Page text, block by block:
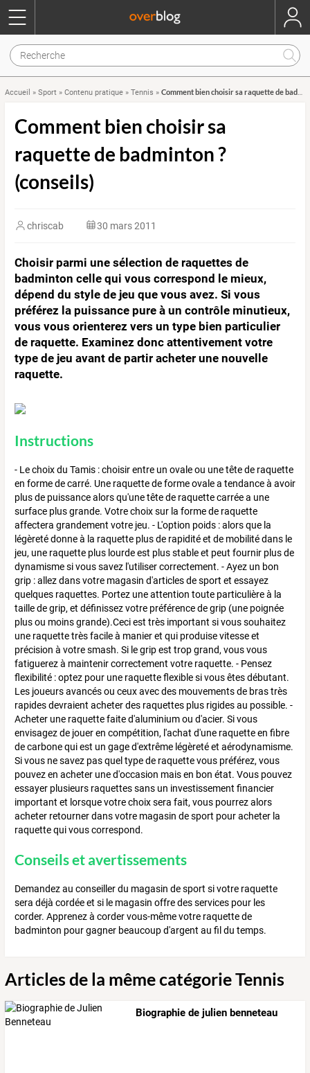
Accueil » Sport » Contenu pratique » Tennis » Comment bien choisir sa raquette de badminton ? (conseils)
Comment bien choisir sa
raquette de badminton ?
(conseils)
chriscab 30 mars 2011
Choisir parmi une sélection de raquettes de
badminton celle qui vous correspond le mieux,
dépend du style de jeu que vous avez. Si vous
préférez la puissance pure à un contrôle minutieux,
vous vous orienterez vers un type bien particulier
de raquette. Examinez donc attentivement votre
type de jeu avant de partir acheter une nouvelle
raquette.
Instructions
- Le choix du Tamis : choisir entre un ovale ou une tête de raquette
en forme de carré. Une raquette de forme ovale a tendance à avoir
plus de puissance alors qu'une tête de raquette carrée a une
surface plus grande. Votre choix sur la forme de raquette
affectera grandement votre jeu. - L'option poids : alors que la
légèreté donne à la raquette plus de rapidité et de mobilité dans le
jeu, une raquette plus lourde est plus stable et peut fournir plus de
dynamisme si vous savez l'utiliser correctement. - Ayez un bon
grip : allez dans votre magasin d'articles de sport et essayez
quelques raquettes. Portez une attention toute particulière à la
taille de grip, et définissez votre préférence de grip (une poignée
plus ou moins grande).Ceci est très important si vous souhaitez
une raquette très facile à manier et qui produise vitesse et
précision à votre smash. Si le grip est trop grand, vous vous
fatiguerez à maintenir correctement votre raquette. - Pensez
flexibilité : optez pour une raquette flexible si vous êtes débutant.
Les joueurs avancés ou ceux avec des mouvements de bras très
rapides devraient acheter des raquettes plus rigides au possible. -
Acheter une raquette faite d'aluminium ou d'acier. Si vous
envisagez de jouer en compétition, l'achat d'une raquette en fibre
de carbone qui est un gage d'extrême légèreté et aérodynamisme.
Si vous ne savez pas quel type de raquette vous préférez, vous
pouvez en acheter une d'occasion mais en bon état. Vous pouvez
essayer plusieurs raquettes sans un investissement financier
important et lorsque votre choix sera fait, vous pourrez alors
acheter retourner dans votre magasin de sport pour acheter la
raquette qui vous correspond.
Conseils et avertissements
Demandez au conseiller du magasin de sport si votre raquette
sera déjà cordée et si le magasin offre des services pour les
corder. Apprenez à corder vous-même votre raquette de
badminton pour gagner beaucoup d'argent au fil du temps.
Articles de la même catégorie Tennis
Biographie de julien benneteau